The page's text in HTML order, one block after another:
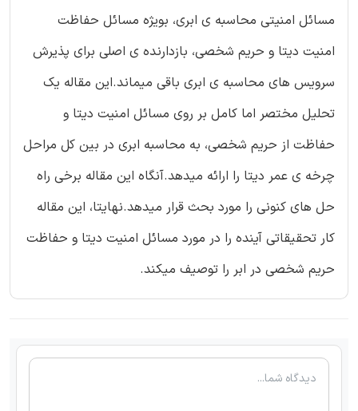
مسائل امنیتی محاسبه ی ابری، بویژه مسائل حفاظت
امنیت دیتا و حریم شخصی، بازدارنده ی اصلی برای پذیرش
سرویس های محاسبه ی ابری باقی میماند.این مقاله یک
تحلیل مختصر اما کامل بر روی مسائل امنیت دیتا و
حفاظت از حریم شخصی، به محاسبه ابری در بین کل مراحل
چرخه ی عمر دیتا را ارائه میدهد.آنگاه این مقاله برخی راه
حل های کنونی را مورد بحث قرار میدهد.نهایتا، این مقاله
کار تحقیقاتی آینده را در مورد مسائل امنیت دیتا و حفاظت
حریم شخصی در ابر را توصیف میکند.